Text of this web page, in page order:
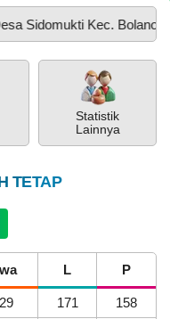
MANDIRI PENGADUAN
IDM SDGS DESA
Kec. Bolano
Statistik
Lainnya
TETAP
L P
171
158
Siks-Ng
45.52%